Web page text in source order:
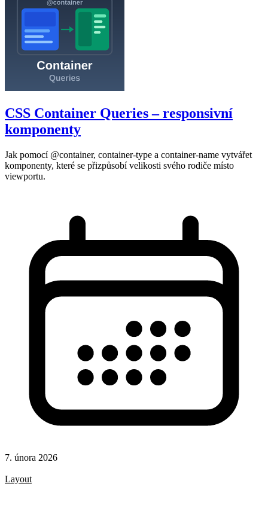
CSS Container Queries – responsivní
komponenty
Jak pomocí @container, container-type a container-name vytvářet
komponenty, které se přizpůsobí velikosti svého rodiče místo
viewportu.
7. února 2026
Layout